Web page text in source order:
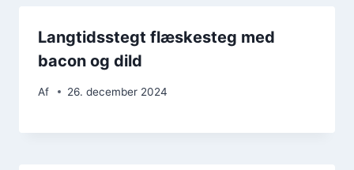
Langtidsstegt flæskesteg med
bacon og dild
Af 26. december 2024